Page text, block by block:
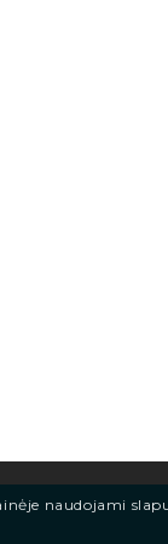
naudojami